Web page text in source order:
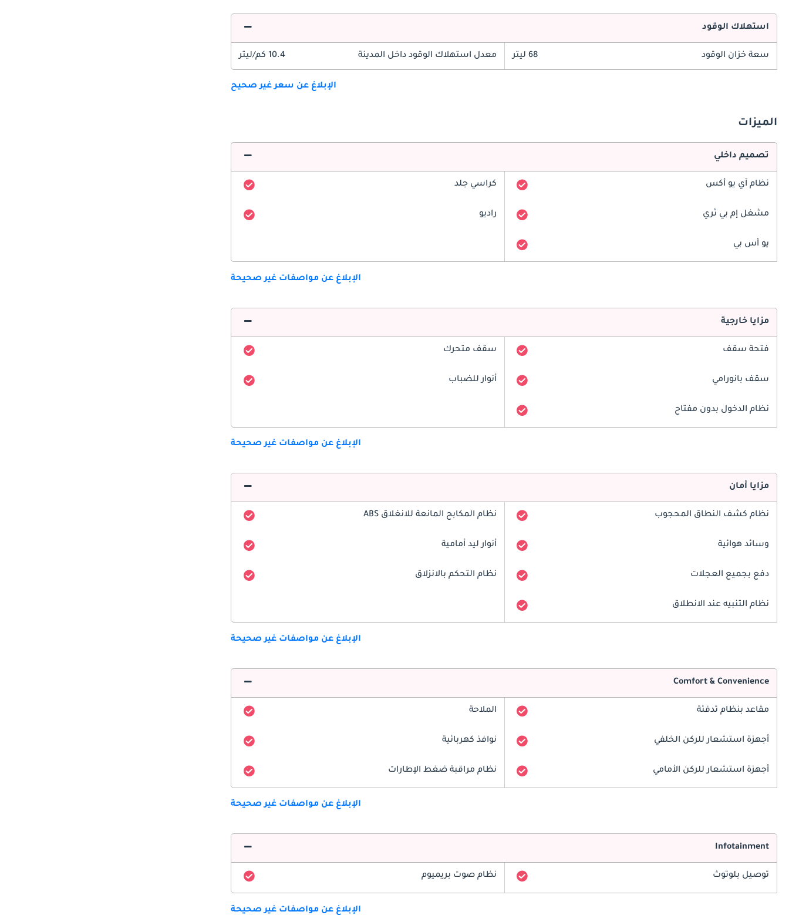
استهلاك الوقود
سعة خزان الوقود 68 ليتر معدل استهلاك الوقود داخل المدينة 10.4 كم/ليتر
الإبلاغ عن سعر غير صحيح
الميزات
تصميم داخلي
نظام آي يو أكس كراسي جلد
مشغل إم بي ثري راديو
يو أس بي
الإبلاغ عن مواصفات غير صحيحة
مزايا خارجية
فتحة سقف سقف متحرك
سقف بانورامي أنوار للضباب
نظام الدخول بدون مفتاح
الإبلاغ عن مواصفات غير صحيحة
مزايا أمان
نظام كشف النطاق المحجوب نظام المكابح المانعة للانغلاق ABS
وسائد هوائية أنوار ليد أمامية
دفع بجميع العجلات نظام التحكم بالانزلاق
نظام التنبيه عند الانطلاق
الإبلاغ عن مواصفات غير صحيحة
Comfort & Convenience
مقاعد بنظام تدفئة الملاحة
أجهزة استشعار للركن الخلفي نوافذ كهربائية
أجهزة استشعار للركن الأمامي نظام مراقبة ضغط الإطارات
الإبلاغ عن مواصفات غير صحيحة
Infotainment
توصيل بلوتوث نظام صوت بريميوم
الإبلاغ عن مواصفات غير صحيحة